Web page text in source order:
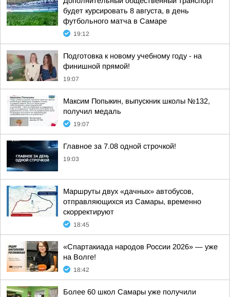
будет курсировать 8 августа, в день
футбольного матча в Самаре
19:12
Подготовка к новому учебному году - на
финишной прямой!
19:07
Максим Попыкин, выпускник школы №132,
получил медаль
19:07
Главное за 7.08 одной строчкой!
19:03
Маршруты двух «дачных» автобусов,
отправляющихся из Самары, временно
скорректируют
18:45
«Спартакиада народов России 2026» — уже
на Волге!
18:42
Более 60 школ Самары уже получили